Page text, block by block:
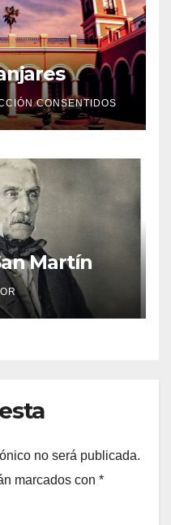
CONSENTIDOS
Martín
no será publicada.
marcados con *